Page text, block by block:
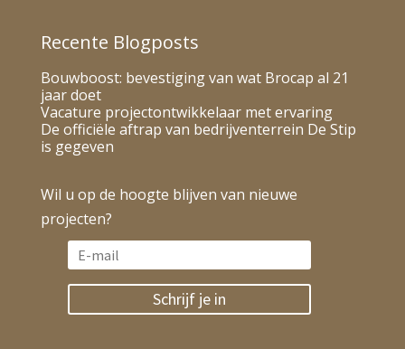
Recente Blogposts
Bouwboost: bevestiging van wat Brocap al 21
jaar doet
Vacature projectontwikkelaar met ervaring
De officiële aftrap van bedrijventerrein De Stip
is gegeven
Wil u op de hoogte blijven van nieuwe
projecten?
Schrijf je in